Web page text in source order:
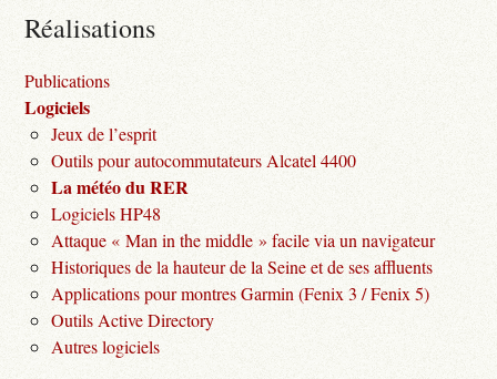
Réalisations
Publications
Logiciels
Jeux de l’esprit
Outils pour autocommutateurs Alcatel 4400
La météo du RER
Logiciels HP48
Attaque « Man in the middle » facile via un navigateur
Historiques de la hauteur de la Seine et de ses affluents
Applications pour montres Garmin (Fenix 3 / Fenix 5)
Outils Active Directory
Autres logiciels